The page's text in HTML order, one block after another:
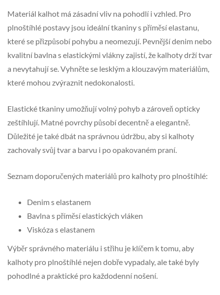
Materiál kalhot má zásadní vliv na pohodlí i vzhled. Pro
plnoštíhlé postavy jsou ideální tkaniny s příměsí elastanu,
které se přizpůsobí pohybu a neomezují. Pevnější denim nebo
kvalitní bavlna s elastickými vlákny zajistí, že kalhoty drží tvar
a nevytahují se. Vyhněte se lesklým a klouzavým materiálům,
které mohou zvýraznit nedokonalosti.
Elastické tkaniny umožňují volný pohyb a zároveň opticky
zeštíhlují. Matné povrchy působí decentně a elegantně.
Důležité je také dbát na správnou údržbu, aby si kalhoty
zachovaly svůj tvar a barvu i po opakovaném praní.
Seznam doporučených materiálů pro kalhoty pro plnoštíhlé:
Denim s elastanem
Bavlna s příměsí elastických vláken
Viskóza s elastanem
Výběr správného materiálu i střihu je klíčem k tomu, aby
kalhoty pro plnoštíhlé nejen dobře vypadaly, ale také byly
pohodlné a praktické pro každodenní nošení.